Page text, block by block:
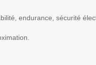
endurance, sécurité